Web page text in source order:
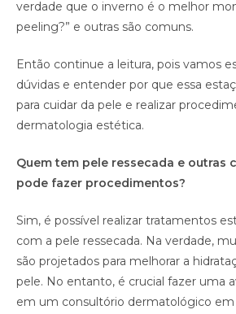
verdade que o inverno é o melhor
peeling?” e outras são comuns.
Então continue a leitura, pois vamos
dúvidas e entender por que essa
para cuidar da pele e realizar
dermatologia estética.
Quem tem pele ressecada e outras
pode fazer procedimentos?
Sim, é possível realizar tratamentos
com a pele ressecada. Na verdade,
são projetados para melhorar a
pele. No entanto, é crucial fazer uma
em um consultório dermatológico em